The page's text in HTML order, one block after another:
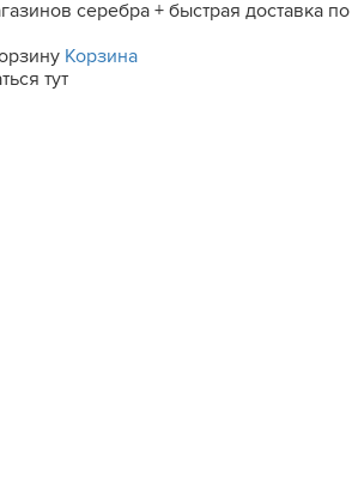
серебра + быстрая доставка по
Корзина
тут